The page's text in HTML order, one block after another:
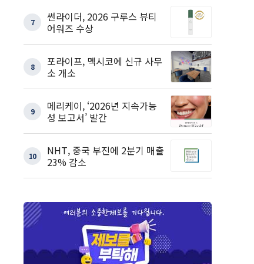
7
썬라이더, 2026 구루스 뷰티
어워즈 수상
8
포라이프, 멕시코에 신규 사무
소 개소
9
메리케이, ‘2026년 지속가능
성 보고서’ 발간
10
NHT, 중국 부진에 2분기 매출
23% 감소